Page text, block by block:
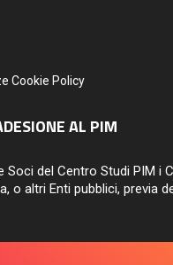
Cookie Policy
AL PIM
Soci del Centro Studi PIM i
o altri Enti pubblici, previa